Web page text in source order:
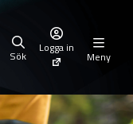
Sök
Logga in
Meny